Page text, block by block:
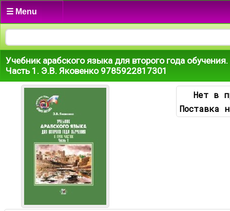
☰ Menu
Учебник арабского языка для второго года обучения.
Часть 1. Э.В. Яковенко 9785922817301
Нет в
Поставка